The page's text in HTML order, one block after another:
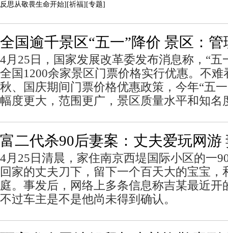
反思从敬畏生命开始][祈福][专题]
全国逾千景区“五一”降价 景区：
4月25日，国家发展改革委发布消息称，“五
全国1200余家景区门票价格实行优惠。不难
秋、国庆期间门票价格优惠政策，今年“五
幅度更大，范围更广，景区质量水平和知名
富二代杀90后妻案：丈夫爱玩网游
4月25日清晨，家住南京西堤国际小区的一
回家的丈夫刀下，留下一个百天大的宝宝，
庭。事发后，网络上多条信息称吉某最近开
不过车主是不是他尚未得到确认。